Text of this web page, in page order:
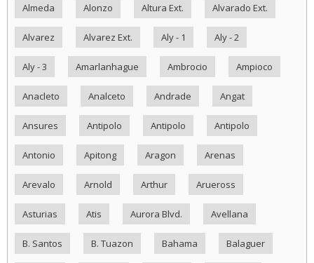
Almeda Alonzo Altura Ext. Alvarado Ext.
Alvarez Alvarez Ext. Aly - 1 Aly - 2
Aly - 3 Amarlanhague Ambrocio Ampioco
Anacleto Analceto Andrade Angat
Ansures Antipolo Antipolo Antipolo
Antonio Apitong Aragon Arenas
Arevalo Arnold Arthur Arueross
Asturias Atis Aurora Blvd. Avellana
B. Santos B. Tuazon Bahama Balaguer